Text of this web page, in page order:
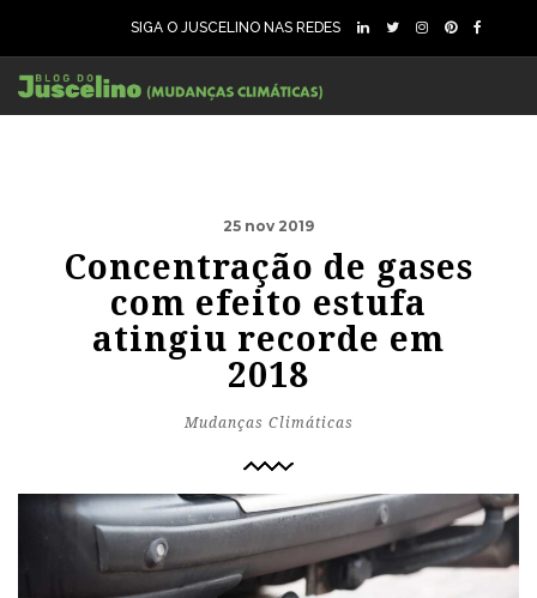
SIGA O JUSCELINO NAS REDES
25 nov 2019
Concentração de gases
com efeito estufa
atingiu recorde em
2018
Mudanças Climáticas